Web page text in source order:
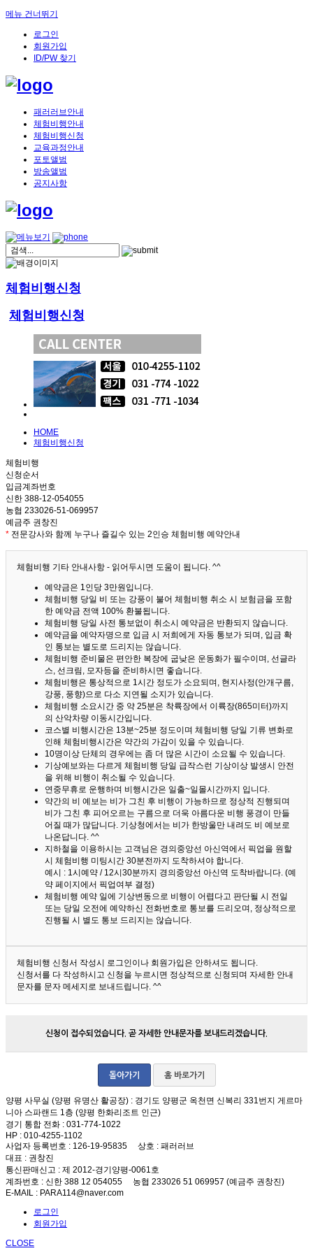
메뉴 건너뛰기
로그인
회원가입
ID/PW 찾기
패러러브안내
체험비행안내
체험비행신청
교육과정안내
포토앨범
방송앨범
공지사항
체험비행신청
체험비행신청
HOME
체험비행신청
체험비행
신청순서
입금계좌번호
신한 388-12-054055
농협 233026-51-069957
예금주 권창진
* 전문강사와 함께 누구나 즐길수 있는 2인승 체험비행 예약안내
체험비행 기타 안내사항 - 읽어두시면 도움이 됩니다. ^^
예약금은 1인당 3만원입니다.
체험비행 당일 비 또는 강풍이 불어 체험비행 취소 시 보험금을 포함
한 예약금 전액 100% 환불됩니다.
체험비행 당일 사전 통보없이 취소시 예약금은 반환되지 않습니다.
예약금을 예약자명으로 입금 시 저희에게 자동 통보가 되며, 입금 확
인 통보는 별도로 드리지는 않습니다.
체험비행 준비물은 편안한 복장에 굽낮은 운동화가 필수이며, 선글라
스, 선크림, 모자등을 준비하시면 좋습니다.
체험비행은 통상적으로 1시간 정도가 소요되며, 현지사정(안개구름,
강풍, 풍향)으로 다소 지연될 소지가 있습니다.
체험비행 소요시간 중 약 25분은 착륙장에서 이륙장(865미터)까지
의 산악차량 이동시간입니다.
코스별 비행시간은 13분~25분 정도이며 체험비행 당일 기류 변화로
인해 체험비행시간은 약간의 가감이 있을 수 있습니다.
10명이상 단체의 경우에는 좀 더 많은 시간이 소요될 수 있습니다.
기상예보와는 다르게 체험비행 당일 급작스런 기상이상 발생시 안전
을 위해 비행이 취소될 수 있습니다.
연중무휴로 운행하며 비행시간은 일출~일몰시간까지 입니다.
약간의 비 예보는 비가 그친 후 비행이 가능하므로 정상적 진행되며
비가 그친 후 피어오르는 구름으로 더욱 아름다운 비행 풍경이 만들
어질 때가 많답니다. 기상청에서는 비가 한방울만 내려도 비 예보로
나온답니다. ^^
지하철을 이용하시는 고객님은 경의중앙선 아신역에서 픽업을 원할
시 체험비행 미팅시간 30분전까지 도착하셔야 합니다.
예시 : 1시예약 / 12시30분까지 경의중앙선 아신역 도착바랍니다. (예
약 페이지에서 픽업여부 결정)
체험비행 예약 일에 기상변동으로 비행이 어렵다고 판단될 시 전일
또는 당일 오전에 예약하신 전화번호로 통보를 드리오며, 정상적으로
진행될 시 별도 통보 드리지는 않습니다.
체험비행 신청서 작성시 로그인이나 회원가입은 안하셔도 됩니다.
신청서를 다 작성하시고 신청을 누르시면 정상적으로 신청되며 자세한 안내
문자를 문자 메세지로 보내드립니다. ^^
신청이 접수되었습니다. 곧 자세한 안내문자를 보내드리겠습니다.
돌아가기 홈 바로가기
양평 사무실 (양평 유명산 활공장) : 경기도 양평군 옥천면 신복리 331번지 게르마
니아 스파랜드 1층 (양평 한화리조트 인근)
경기 통합 전화 : 031-774-1022
HP : 010-4255-1102
사업자 등록번호 : 126-19-95835 상호 : 패러러브
대표 : 권창진
통신판매신고 : 제 2012-경기양평-0061호
계좌번호 : 신한 388 12 054055 농협 233026 51 069957 (예금주 권창진)
E-MAIL : PARA114@naver.com
로그인
회원가입
CLOSE